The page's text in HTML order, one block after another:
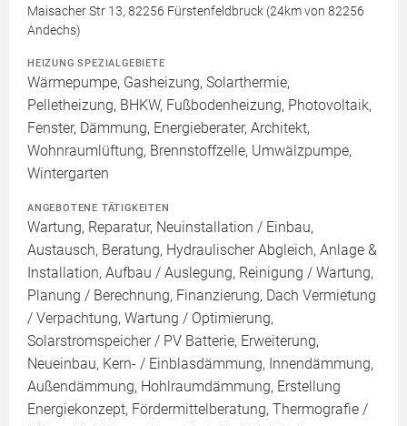
Maisacher Str 13, 82256 Fürstenfeldbruck (24km von 82256
Andechs)
HEIZUNG SPEZIALGEBIETE
Wärmepumpe, Gasheizung, Solarthermie,
Pelletheizung, BHKW, Fußbodenheizung, Photovoltaik,
Fenster, Dämmung, Energieberater, Architekt,
Wohnraumlüftung, Brennstoffzelle, Umwälzpumpe,
Wintergarten
ANGEBOTENE TÄTIGKEITEN
Wartung, Reparatur, Neuinstallation / Einbau,
Austausch, Beratung, Hydraulischer Abgleich, Anlage &
Installation, Aufbau / Auslegung, Reinigung / Wartung,
Planung / Berechnung, Finanzierung, Dach Vermietung
/ Verpachtung, Wartung / Optimierung,
Solarstromspeicher / PV Batterie, Erweiterung,
Neueinbau, Kern- / Einblasdämmung, Innendämmung,
Außendämmung, Hohlraumdämmung, Erstellung
Energiekonzept, Fördermittelberatung, Thermografie /